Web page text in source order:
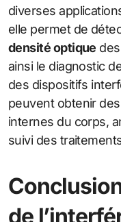
diverses
elle permet de
densité optique
ainsi le diagnostic
des dispositifs
peuvent obtenir
internes du corps,
suivi des
de